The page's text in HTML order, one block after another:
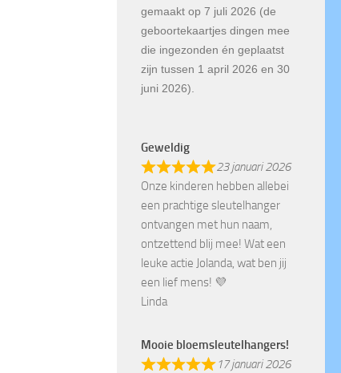
gemaakt op 7 juli 2026 (de
geboortekaartjes dingen mee
die ingezonden én geplaatst
zijn tussen 1 april 2026 en 30
juni 2026).
Geweldig
23 januari 2026
Onze kinderen hebben allebei
een prachtige sleutelhanger
ontvangen met hun naam,
ontzettend blij mee! Wat een
leuke actie Jolanda, wat ben jij
een lief mens! 💜
Linda
Mooie bloemsleutelhangers!
17 januari 2026